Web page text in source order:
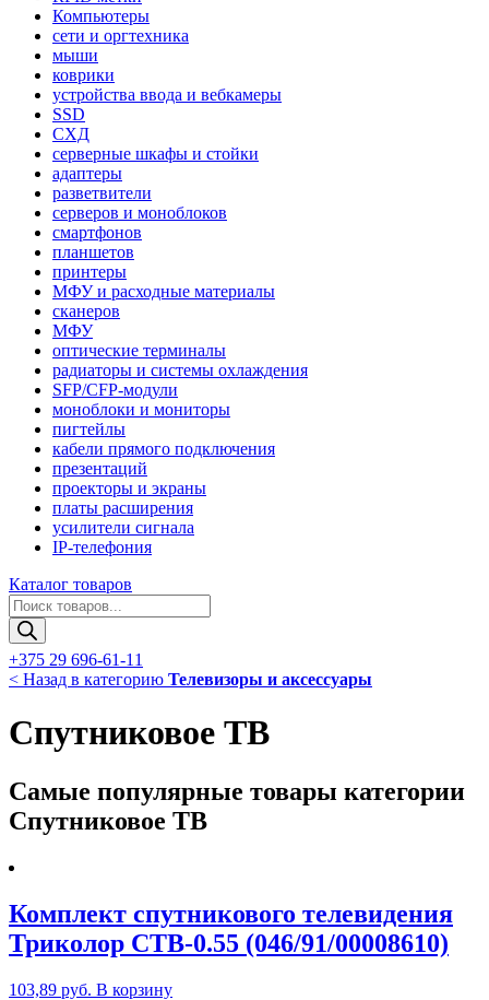
Компьютеры
сети и оргтехника
мыши
коврики
устройства ввода и вебкамеры
SSD
СХД
серверные шкафы и стойки
адаптеры
разветвители
серверов и моноблоков
смартфонов
планшетов
принтеры
МФУ и расходные материалы
сканеров
МФУ
оптические терминалы
радиаторы и системы охлаждения
SFP/CFP-модули
моноблоки и мониторы
пигтейлы
кабели прямого подключения
презентаций
проекторы и экраны
платы расширения
усилители сигнала
IP-телефония
Каталог товаров
Поиск
товаров
+375 29 696-61-11
< Назад в категорию Телевизоры и аксессуары
Спутниковое ТВ
Самые популярные товары категории
Спутниковое ТВ
Комплект спутникового телевидения
Триколор СТВ-0.55 (046/91/00008610)
103,89 руб. В корзину